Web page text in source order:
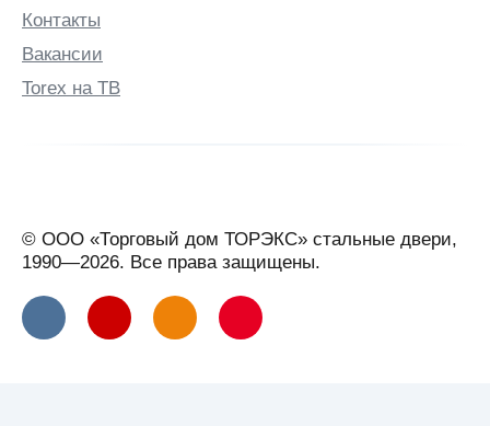
Контакты
Вакансии
Torex на ТВ
© ООО «Торговый дом ТОРЭКС» стальные двери,
1990—2026. Все права защищены.